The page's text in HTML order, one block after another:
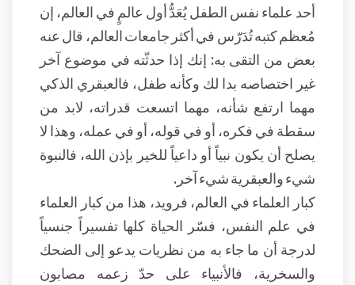
أحد علماء نفس الطفل يُعَدُّ أول عالمٍ في العالم، إن
مُعظم كتبه تُدَرّس في أكثر جامعات العالم، قال عنه
بعض من التقى به: إنك إذا حدثّته في موضوع آخر
غير اختصاصه بدا لك وكأنه طفل، فالعبقري الذكي
مهما ارتفع شأنه، مهما اتسعت قدراته، لابد من
سقطة في فكره، أو في قوله، أو في عمله، وهذا لا
يصلح أن يكون نبياً أو داعياً للخير بإذن الله، فالنبوة
شيء والعبقرية شيء آخر.
كبار العلماء في العالم، فرويد، هذا من كبار العلماء
في علم النفس، فسّر الحياة كلها تفسيراً جنسياً
لدرجة أن ما جاء به من نظريات يدعو إلى الضحك
والسخرية، فالأنبياء على حدّ زعمه مصابون